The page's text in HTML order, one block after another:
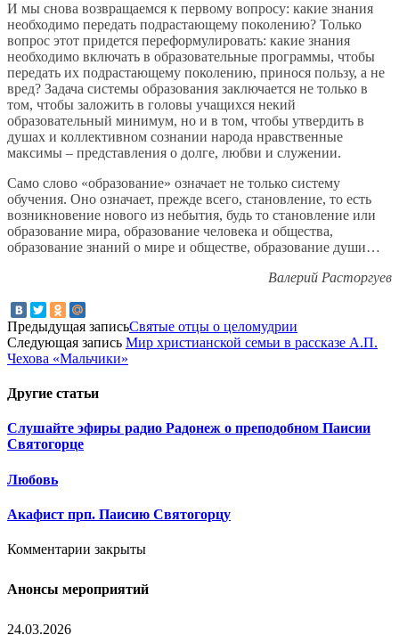
И мы снова возвращаемся к первому вопросу: какие знания
необходимо передать подрастающему поколению? Только
вопрос этот придется переформулировать: какие знания
необходимо включать в образовательные программы, чтобы
передать их подрастающему поколению, принося пользу, а не
вред? Задача системы образования заключается не только в
том, чтобы заложить в головы учащихся некий
образовательный минимум, но и в том, чтобы утвердить в
душах и коллективном сознании народа нравственные
максимы – представления о долге, любви и служении.
Само слово «образование» означает не только систему
обучения. Оно означает, прежде всего, становление, то есть
возникновение нового из небытия, будь то становление или
образование мира, образование человека и общества,
образование знаний о мире и обществе, образование души…
Валерий Расторгуев
Предыдущая записьСвятые отцы о целомудрии
Следующая запись Мир христианской семьи в рассказе А.П.
Чехова «Мальчики»
Другие статьи
Слушайте эфиры радио Радонеж о преподобном Паисии
Святогорце
Любовь
Акафист прп. Паисию Святогорцу
Комментарии закрыты
Анонсы мероприятий
24.03.2026